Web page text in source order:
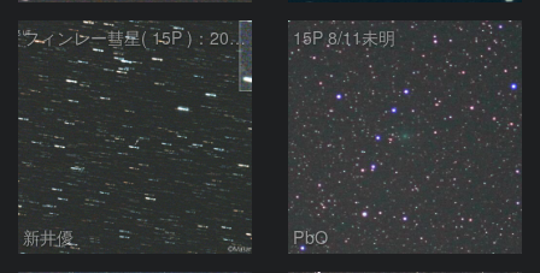
フィンレー彗星( 15P )：2021/08/19
新井優
15P 8/11未明
PbO